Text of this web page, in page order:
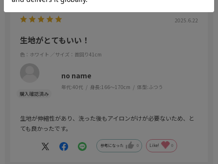
2025.6.22
生地がとてもいい！
色：ホワイト ／サイズ：首回り41cm
no name
年代:40代 身長:166～170cm 体型:ふつう
生地が伸縮性があり、洗った後もアイロンがけが必要ないため、と
ても良かったです。
参考になった 0 Like! 0